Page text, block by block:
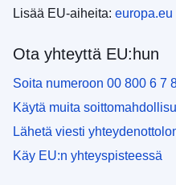
Lisää EU-aiheita: europa.eu
Ota yhteyttä EU:hun
Soita numeroon 00 800 6 7
Käytä muita
Lähetä viesti
Käy EU:n yhteyspisteessä